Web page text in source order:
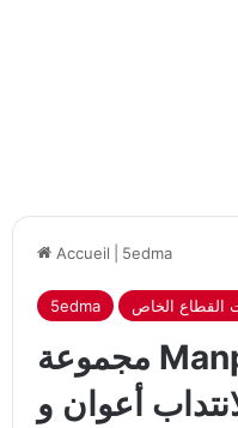
Accueil 5edma
5edma القطاع الخاص
مجموعة Manpower للتوظيف
أعوان و